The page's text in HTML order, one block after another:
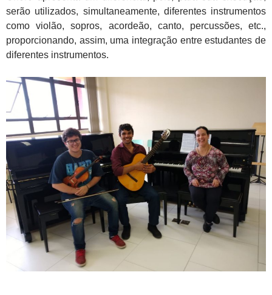
serão utilizados, simultaneamente, diferentes instrumentos
como violão, sopros, acordeão, canto, percussões, etc.,
proporcionando, assim, uma integração entre estudantes de
diferentes instrumentos.